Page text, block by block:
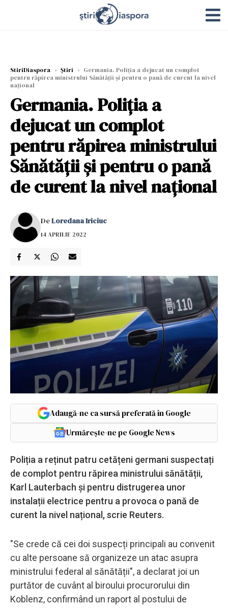
StiriDiaspora › Știri › Germania. Poliția a dejucat un complot
pentru răpirea ministrului Sănătății și pentru o pană de curent la nivel
național
Germania. Poliția a
dejucat un complot
pentru răpirea ministrului
Sănătății și pentru o pană
de curent la nivel național
DeLoredana Iriciuc
14 APRILIE 2022
Adaugă-ne ca sursă preferată în Google
Urmărește-ne pe Google News
Poliția a reținut patru cetățeni germani suspectați
de complot pentru răpirea ministrului sănătății,
Karl Lauterbach și pentru distrugerea unor
instalații electrice pentru a provoca o pană de
curent la nivel național, scrie Reuters.
"Se crede că cei doi suspecți principali au convenit
cu alte persoane să organizeze un atac asupra
ministrului federal al sănătății", a declarat joi un
purtător de cuvânt al biroului procurorului din
Koblenz, confirmând un raport al postului de